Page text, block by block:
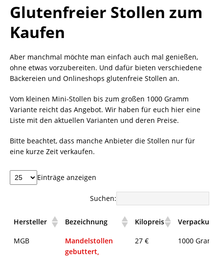
Glutenfreier Stollen zum
Kaufen
Aber manchmal möchte man einfach auch mal genießen,
ohne etwas vorzubereiten. Und dafür bieten verschiedene
Bäckereien und Onlineshops glutenfreie Stollen an.
Vom kleinen Mini-Stollen bis zum großen 1000 Gramm
Variante reicht das Angebot. Wir haben für euch hier eine
Liste mit den aktuellen Varianten und deren Preise.
Bitte beachtet, dass manche Anbieter die Stollen nur für
eine kurze Zeit verkaufen.
Einträge anzeigen
Suchen:
Hersteller Bezeichnung Kilopreis
MGB
Mandelstollen
gebuttert,
27 € 1000